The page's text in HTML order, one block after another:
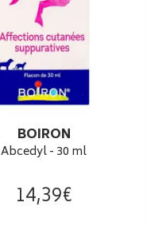
BOIRON
Abcedyl - 30 ml
14,39€